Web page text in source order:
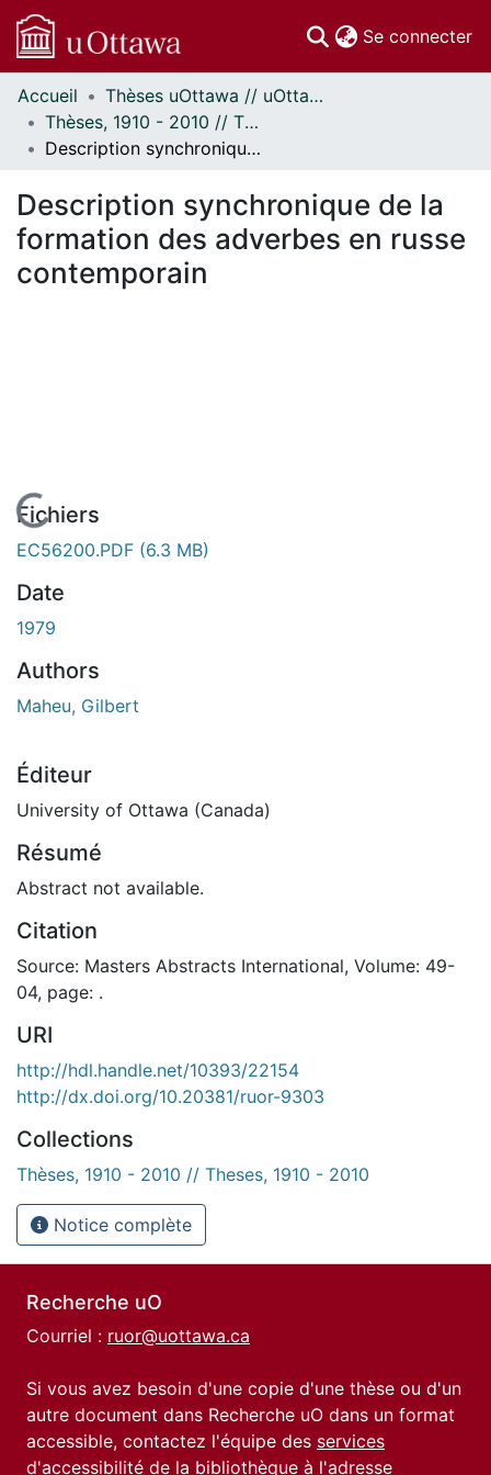
Se connecter
Communautés
et collections
Parcourir
À propos
Accueil
Thèses uOttawa // uOttawa Theses
Thèses, 1910 - 2010 // Theses, 1910 - 2010
Description synchronique de la formation des adverbes en russe contemporain
Description synchronique de la
formation des adverbes en russe
contemporain
En cours de chargement...
Fichiers
EC56200.PDF (6.3 MB)
Date
1979
Authors
Maheu, Gilbert
Éditeur
University of Ottawa (Canada)
Résumé
Abstract not available.
Citation
Source: Masters Abstracts International, Volume: 49-
04, page: .
URI
http://hdl.handle.net/10393/22154
http://dx.doi.org/10.20381/ruor-9303
Collections
Thèses, 1910 - 2010 // Theses, 1910 - 2010
Notice complète
Recherche uO
Courriel : ruor@uottawa.ca
Si vous avez besoin d'une copie d'une thèse ou d'un
autre document dans Recherche uO dans un format
accessible, contactez l'équipe des services
d'accessibilité de la bibliothèque à l'adresse